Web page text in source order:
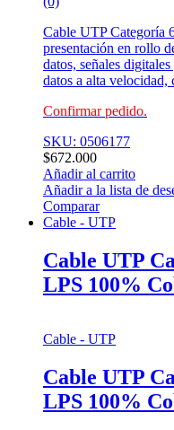
Cable UTP Categoría
presentación en rollo
datos, señales
datos a alta
Confirmar pedido.
SKU: 0506177
$672.000
Añadir al carrito
Añadir a la lista de
Comparar
Cable - UTP
Cable UTP
LPS 100%
Cable - UTP
Cable UTP
LPS 100%